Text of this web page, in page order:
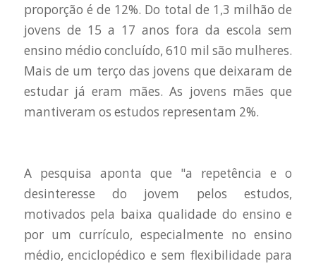
proporção é de 12%. Do total de 1,3 milhão de
jovens de 15 a 17 anos fora da escola sem
ensino médio concluído, 610 mil são mulheres.
Mais de um terço das jovens que deixaram de
estudar já eram mães. As jovens mães que
mantiveram os estudos representam 2%.
A pesquisa aponta que "a repetência e o
desinteresse do jovem pelos estudos,
motivados pela baixa qualidade do ensino e
por um currículo, especialmente no ensino
médio, enciclopédico e sem flexibilidade para